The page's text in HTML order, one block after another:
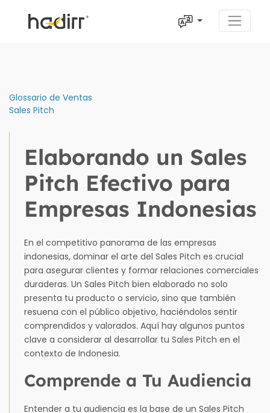
Glossario de Ventas
Sales Pitch
Elaborando un Sales
Pitch Efectivo para
Empresas Indonesias
En el competitivo panorama de las empresas
indonesias, dominar el arte del Sales Pitch es crucial
para asegurar clientes y formar relaciones comerciales
duraderas. Un Sales Pitch bien elaborado no solo
presenta tu producto o servicio, sino que también
resuena con el público objetivo, haciéndolos sentir
comprendidos y valorados. Aquí hay algunos puntos
clave a considerar al desarrollar tu Sales Pitch en el
contexto de Indonesia.
Comprende a Tu Audiencia
Entender a tu audiencia es la base de un Sales Pitch